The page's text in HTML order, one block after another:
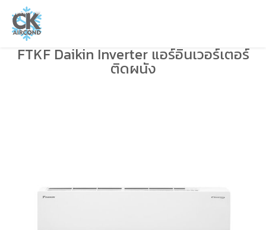
FTKF Daikin Inverter แอร์อินเวอร์เตอร์
ติดผนัง